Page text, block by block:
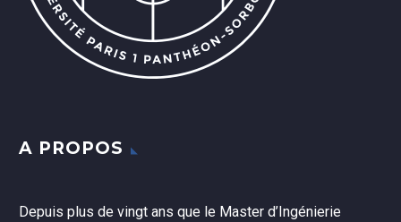
A PROPOS
Depuis plus de vingt ans que le Master d’Ingénierie